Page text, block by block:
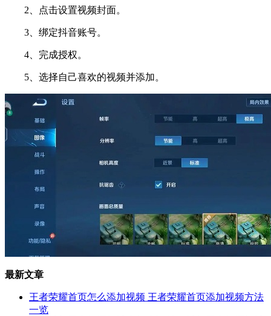
2、点击设置视频封面。
3、绑定抖音账号。
4、完成授权。
5、选择自己喜欢的视频并添加。
最新文章
王者荣耀首页怎么添加视频 王者荣耀首页添加视频方法
一览